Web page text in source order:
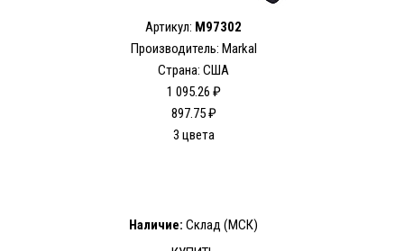
Артикул: M97302
Производитель: Markal
Страна: США
1 095.26 ₽
897.75 ₽
3 цвета
Наличие: Склад (МСК)